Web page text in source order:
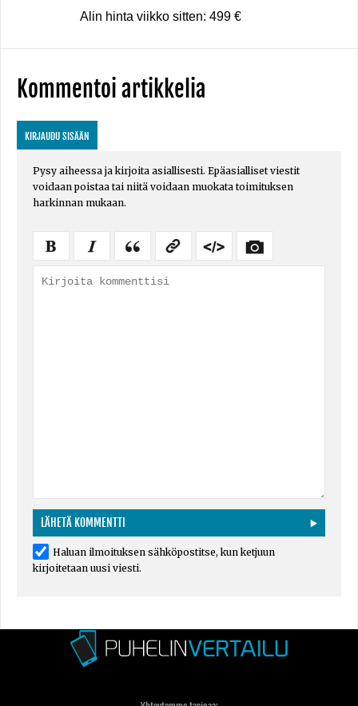
Alin hinta viikko sitten: 499 €
Kommentoi artikkelia
KIRJAUDU SISÄÄN
Pysy aiheessa ja kirjoita asiallisesti. Epäasialliset viestit
voidaan poistaa tai niitä voidaan muokata toimituksen
harkinnan mukaan.
Haluan ilmoituksen sähköpostitse, kun ketjuun
kirjoitetaan uusi viesti.